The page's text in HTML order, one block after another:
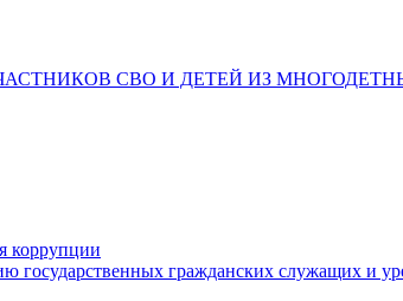
СВО И ДЕТЕЙ ИЗ
коррупции
государственных гражданских служащих и